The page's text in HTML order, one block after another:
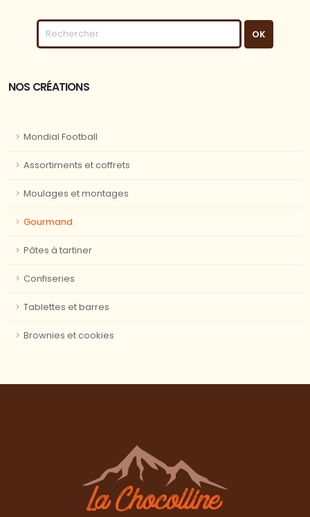
NOS CRÉATIONS
Mondial Football
Assortiments et coffrets
Moulages et montages
Gourmand
Pâtes à tartiner
Confiseries
Tablettes et barres
Brownies et cookies